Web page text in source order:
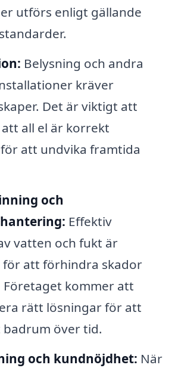
utförs enligt gällande
Belysning och andra
kräver
Det är viktigt att
all el är korrekt
att undvika framtida
och
Effektiv
vatten och fukt är
för att förhindra skador
Företaget kommer att
rätt lösningar för att
över tid.
och kundnöjdhet: När